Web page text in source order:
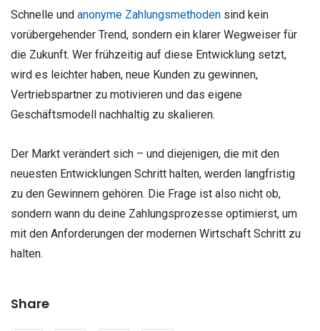
Schnelle und anonyme Zahlungsmethoden sind kein
vorübergehender Trend, sondern ein klarer Wegweiser für
die Zukunft. Wer frühzeitig auf diese Entwicklung setzt,
wird es leichter haben, neue Kunden zu gewinnen,
Vertriebspartner zu motivieren und das eigene
Geschäftsmodell nachhaltig zu skalieren.
Der Markt verändert sich – und diejenigen, die mit den
neuesten Entwicklungen Schritt halten, werden langfristig
zu den Gewinnern gehören. Die Frage ist also nicht ob,
sondern wann du deine Zahlungsprozesse optimierst, um
mit den Anforderungen der modernen Wirtschaft Schritt zu
halten.
Share